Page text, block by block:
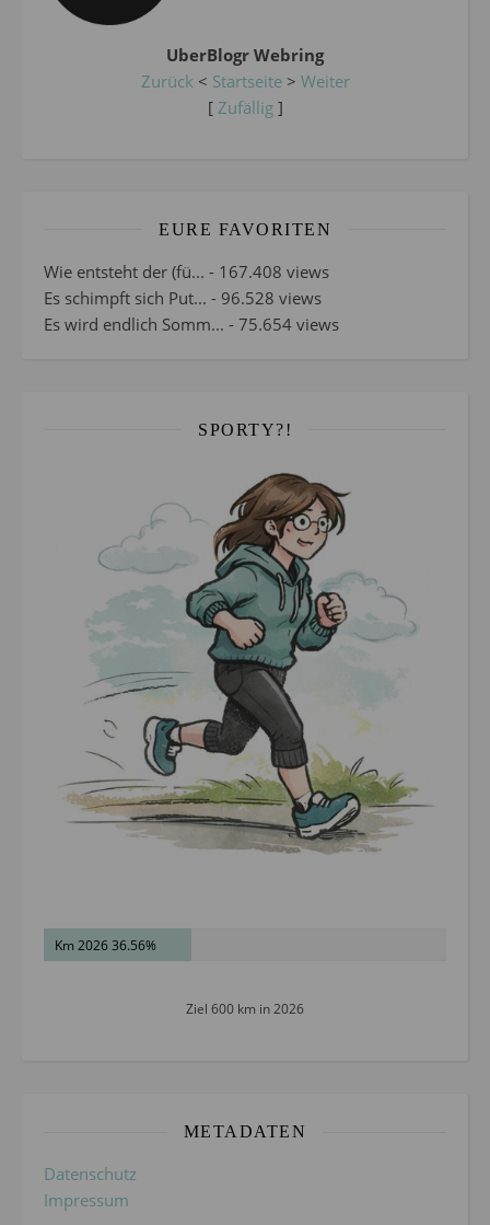
UberBlogr Webring
Zurück < Startseite> Weiter
[ Zufällig]
EURE FAVORITEN
Wie entsteht der (fü... - 167.408 views
Es schimpft sich Put... - 96.528 views
Es wird endlich Somm... - 75.654 views
SPORTY?!
Km 2026 36.56%
Ziel 600 km in 2026
METADATEN
Datenschutz
Impressum